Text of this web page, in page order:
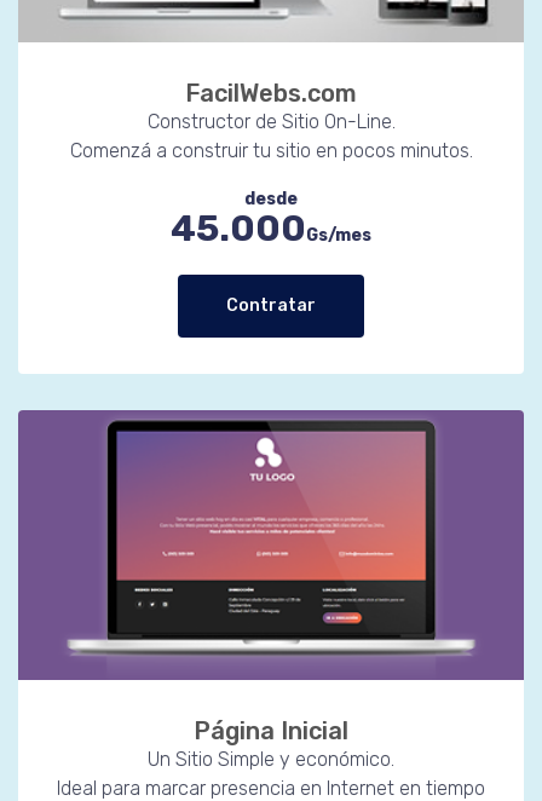
FacilWebs.com
Constructor de Sitio On-Line.
Comenzá a construir tu sitio en pocos minutos.
desde
45.000Gs/mes
Contratar
Página Inicial
Un Sitio Simple y económico.
Ideal para marcar presencia en Internet en tiempo